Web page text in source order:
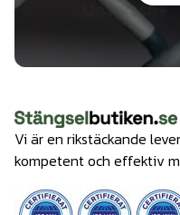
Vi är en rikstäckande
kompetent och effektiv